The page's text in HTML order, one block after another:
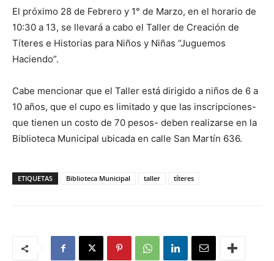
El próximo 28 de Febrero y 1° de Marzo, en el horario de
10:30 a 13, se llevará a cabo el Taller de Creación de
Títeres e Historias para Niños y Niñas “Juguemos
Haciendo”.
Cabe mencionar que el Taller está dirigido a niños de 6 a
10 años, que el cupo es limitado y que las inscripciones-
que tienen un costo de 70 pesos- deben realizarse en la
Biblioteca Municipal ubicada en calle San Martín 636.
ETIQUETAS Biblioteca Municipal taller títeres